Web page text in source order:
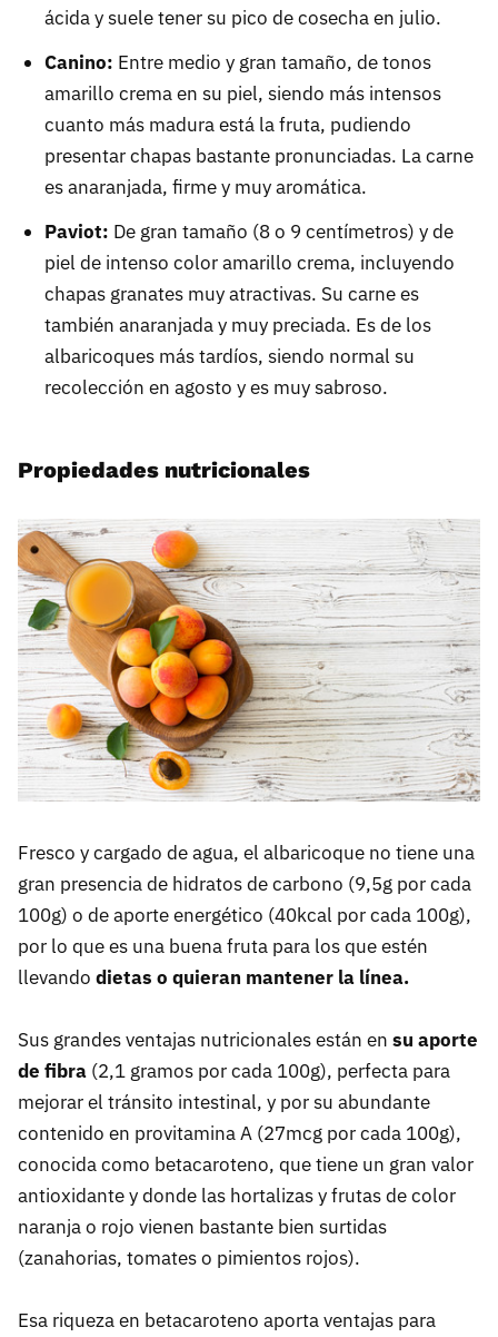
ácida y suele tener su pico de cosecha en julio.
Canino: Entre medio y gran tamaño, de tonos
amarillo crema en su piel, siendo más intensos
cuanto más madura está la fruta, pudiendo
presentar chapas bastante pronunciadas. La carne
es anaranjada, firme y muy aromática.
Paviot: De gran tamaño (8 o 9 centímetros) y de
piel de intenso color amarillo crema, incluyendo
chapas granates muy atractivas. Su carne es
también anaranjada y muy preciada. Es de los
albaricoques más tardíos, siendo normal su
recolección en agosto y es muy sabroso.
Propiedades nutricionales
Fresco y cargado de agua, el albaricoque no tiene una
gran presencia de hidratos de carbono (9,5g por cada
100g) o de aporte energético (40kcal por cada 100g),
por lo que es una buena fruta para los que estén
llevando dietas o quieran mantener la línea.
Sus grandes ventajas nutricionales están en su aporte
de fibra (2,1 gramos por cada 100g), perfecta para
mejorar el tránsito intestinal, y por su abundante
contenido en provitamina A (27mcg por cada 100g),
conocida como betacaroteno, que tiene un gran valor
antioxidante y donde las hortalizas y frutas de color
naranja o rojo vienen bastante bien surtidas
(zanahorias, tomates o pimientos rojos).
Esa riqueza en betacaroteno aporta ventajas para